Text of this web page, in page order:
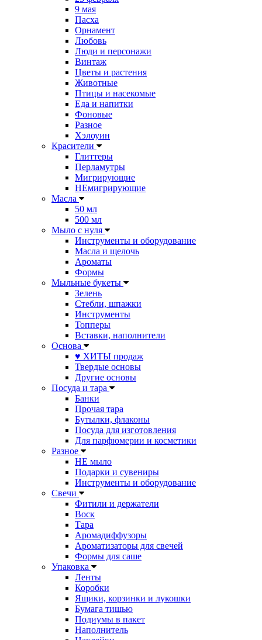
9 мая
Пасха
Орнамент
Любовь
Люди и персонажи
Винтаж
Цветы и растения
Животные
Птицы и насекомые
Еда и напитки
Фоновые
Разное
Хэлоуин
Красители
Глиттеры
Перламутры
Мигрирующие
НЕмигрирующие
Масла
50 мл
500 мл
Мыло с нуля
Инструменты и оборудование
Масла и щелочь
Ароматы
Формы
Мыльные букеты
Зелень
Стебли, шпажки
Инструменты
Топперы
Вставки, наполнители
Основа
♥ ХИТЫ продаж
Твердые основы
Другие основы
Посуда и тара
Банки
Прочая тара
Бутылки, флаконы
Посуда для изготовления
Для парфюмерии и косметики
Разное
НЕ мыло
Подарки и сувениры
Инструменты и оборудование
Свечи
Фитили и держатели
Воск
Тара
Аромадиффузоры
Ароматизаторы для свечей
Формы для саше
Упаковка
Ленты
Коробки
Ящики, корзинки и лукошки
Бумага тишью
Подиумы в пакет
Наполнитель